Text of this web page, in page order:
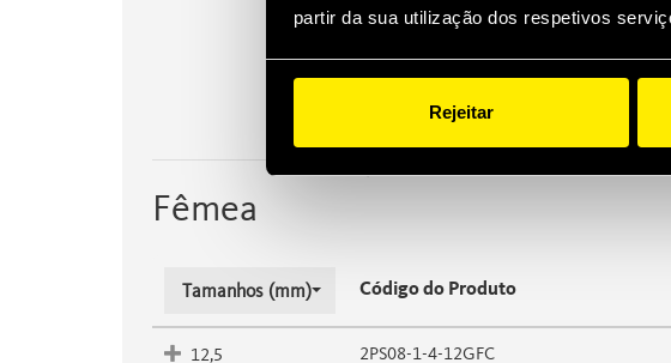
partir da sua utilização dos respetivos
Rejeitar
Fêmea
Fêmea
Tamanhos (mm) Código do Produto
12,5 2PS08-1-4-12GFC